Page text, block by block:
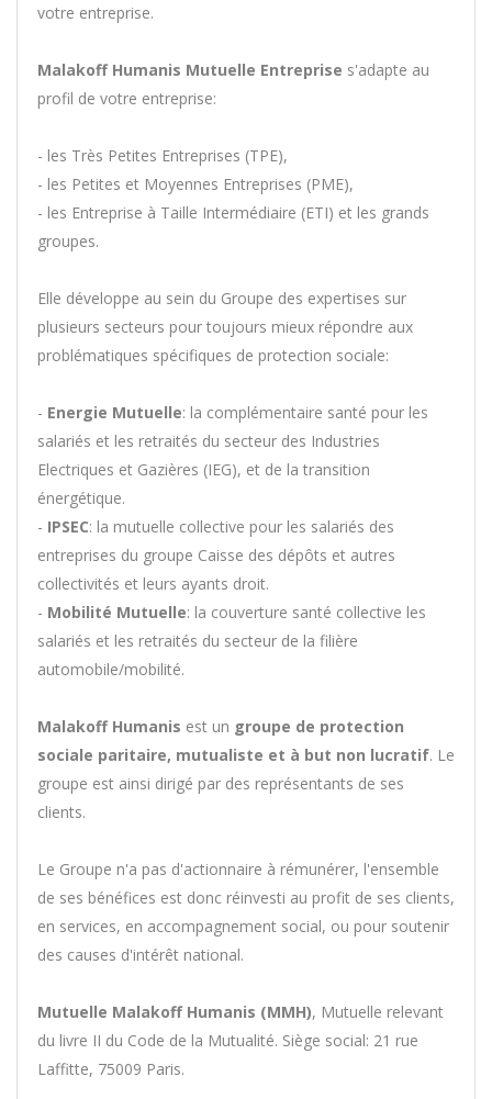
votre entreprise.
Malakoff Humanis Mutuelle Entreprise s'adapte au
profil de votre entreprise:
- les Très Petites Entreprises (TPE),
- les Petites et Moyennes Entreprises (PME),
- les Entreprise à Taille Intermédiaire (ETI) et les grands
groupes.
Elle développe au sein du Groupe des expertises sur
plusieurs secteurs pour toujours mieux répondre aux
problématiques spécifiques de protection sociale:
- Energie Mutuelle: la complémentaire santé pour les
salariés et les retraités du secteur des Industries
Electriques et Gazières (IEG), et de la transition
énergétique.
- IPSEC: la mutuelle collective pour les salariés des
entreprises du groupe Caisse des dépôts et autres
collectivités et leurs ayants droit.
- Mobilité Mutuelle: la couverture santé collective les
salariés et les retraités du secteur de la filière
automobile/mobilité.
Malakoff Humanis est un groupe de protection
sociale paritaire, mutualiste et à but non lucratif. Le
groupe est ainsi dirigé par des représentants de ses
clients.
Le Groupe n'a pas d'actionnaire à rémunérer, l'ensemble
de ses bénéfices est donc réinvesti au profit de ses clients,
en services, en accompagnement social, ou pour soutenir
des causes d'intérêt national.
Mutuelle Malakoff Humanis (MMH), Mutuelle relevant
du livre II du Code de la Mutualité. Siège social: 21 rue
Laffitte, 75009 Paris.